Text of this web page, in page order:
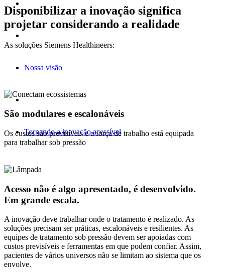
Nossa visão
Tornando a inovação acessível
Disponibilizar a inovação significa
projetar considerando a realidade
As soluções Siemens Healthineers:
São modulares e escalonáveis
Os custos são previsíveis e a força de trabalho está equipada
para trabalhar sob pressão
Acesso não é algo apresentado, é desenvolvido.
Em grande escala.
A inovação deve trabalhar onde o tratamento é realizado. As
soluções precisam ser práticas, escalonáveis e resilientes. As
equipes de tratamento sob pressão devem ser apoiadas com
custos previsíveis e ferramentas em que podem confiar. Assim,
pacientes de vários universos não se limitam ao sistema que os
envolve.